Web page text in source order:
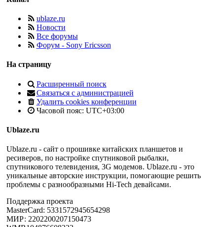
ublaze.ru
Новости
Все форумы
Форум - Sony Ericsson
На страницу
Расширенный поиск
Связаться с администрацией
Удалить cookies конференции
Часовой пояс: UTC+03:00
Ublaze.ru
Ublaze.ru - сайт о прошивке китайских планшетов и
ресиверов, по настройке спутниковой рыбалки,
спутникового телевидения, 3G модемов. Ublaze.ru - это
уникальные авторские инструкции, помогающие решить
проблемы с разнообразными Hi-Tech девайсами.
Поддержка проекта
MasterCard: 5331572945654298
МИР: 2202200207150473